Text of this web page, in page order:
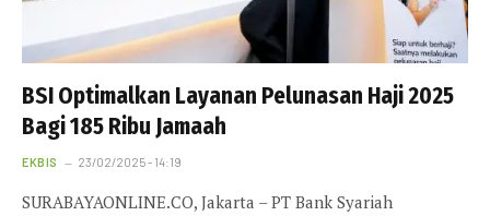
BSI Optimalkan Layanan Pelunasan Haji 2025
Bagi 185 Ribu Jamaah
EKBIS 23/02/2025 - 14:19
SURABAYAONLINE.CO, Jakarta – PT Bank Syariah